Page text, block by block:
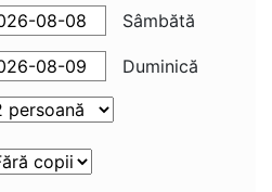
Sâmbătă
Duminică